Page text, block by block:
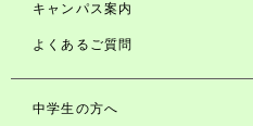
キャンパス案内
よくあるご質問
中学生の方へ